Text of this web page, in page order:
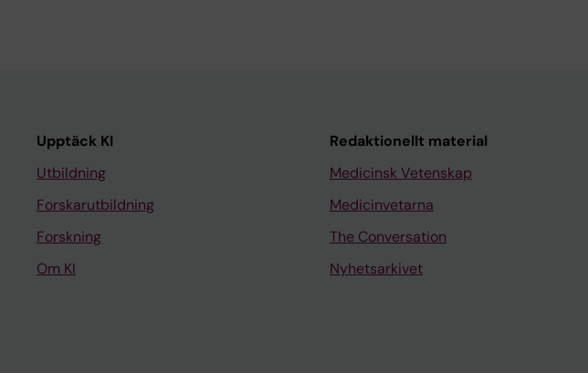
Upptäck KI
Utbildning
Forskarutbildning
Forskning
Om KI
Redaktionellt material
Medicinsk Vetenskap
Medicinvetarna
The Conversation
Nyhetsarkivet